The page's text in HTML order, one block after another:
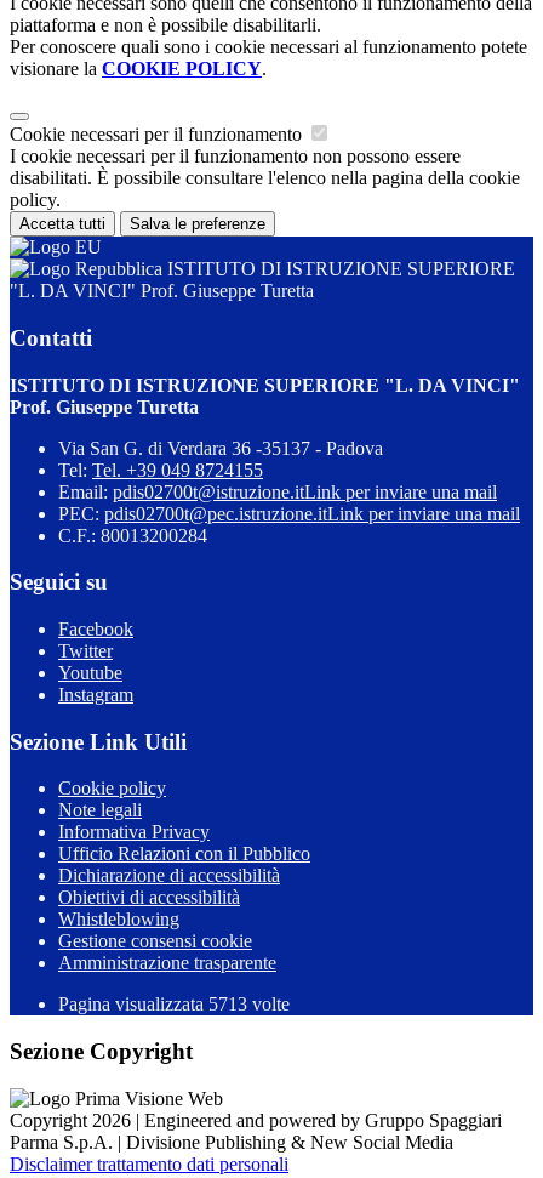
piattaforma e non è possibile disabilitarli.
Per conoscere quali sono i cookie necessari al funzionamento potete
visionare la COOKIE POLICY.
Cookie necessari per il funzionamento
I cookie necessari per il funzionamento non possono essere
disabilitati. È possibile consultare l'elenco nella pagina della cookie
policy.
Accetta tutti Salva le preferenze
ISTITUTO DI ISTRUZIONE SUPERIORE
"L. DA VINCI" Prof. Giuseppe Turetta
Contatti
ISTITUTO DI ISTRUZIONE SUPERIORE "L. DA VINCI"
Prof. Giuseppe Turetta
Via San G. di Verdara 36 -35137 - Padova
Tel: Tel. +39 049 8724155
Email: pdis02700t@istruzione.itLink per inviare una mail
PEC: pdis02700t@pec.istruzione.itLink per inviare una mail
C.F.: 80013200284
Seguici su
Facebook
Twitter
Youtube
Instagram
Sezione Link Utili
Cookie policy
Note legali
Informativa Privacy
Ufficio Relazioni con il Pubblico
Dichiarazione di accessibilità
Obiettivi di accessibilità
Whistleblowing
Gestione consensi cookie
Amministrazione trasparente
Pagina visualizzata 5713 volte
Sezione Copyright
Copyright 2026 | Engineered and powered by Gruppo Spaggiari
Parma S.p.A. | Divisione Publishing & New Social Media
Disclaimer trattamento dati personali